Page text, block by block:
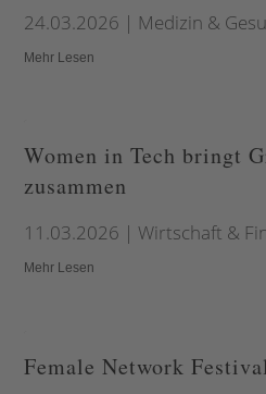
24.03.2026 | Medizin &
Mehr Lesen
Women in Tech bringt
zusammen
11.03.2026 |Wirtschaft &
Mehr Lesen
Female Network